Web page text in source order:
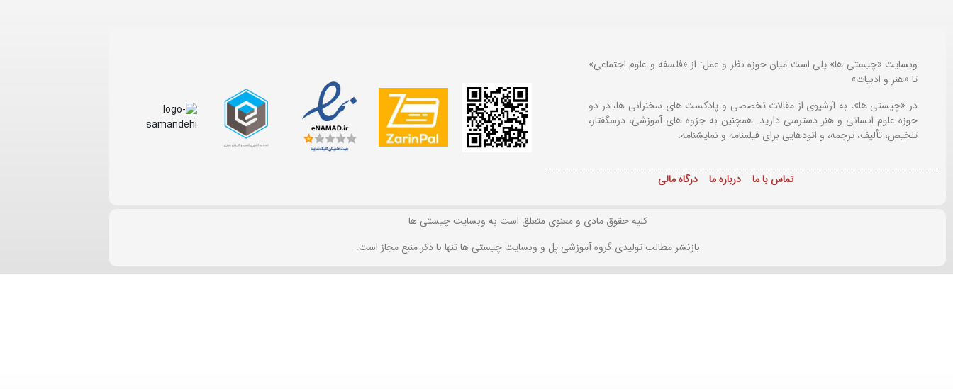
وبسایت «چیستی ها» پلی است میان حوزه نظر و عمل: از «فلسفه و علوم اجتماعی»
تا «هنر و ادبیات»
در «چیستی ها»، به آرشیوی از مقالات تخصصی و پادکست های سخنرانی ها، در دو
حوزه علوم انسانی و هنر دسترسی دارید. همچنین به جزوه های آموزشی، درسگفتار،
تلخیص، تألیف، ترجمه، و اتودهایی برای فیلمنامه و نمایشنامه.
تماس با ما درباره ما درگاه مالی
کلیه حقوق مادی و معنوی متعلق است به وبسایت چیستی ها
بازنشر مطالب تولیدی گروه آموزشی پل و وبسایت چیستی ها تنها با ذکر منبع مجاز است.